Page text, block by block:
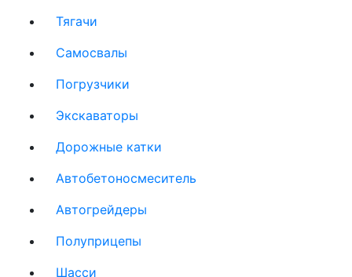
Тягачи
Cамосвалы
Погрузчики
Экскаваторы
Дорожные катки
Автобетоносмеситель
Автогрейдеры
Полуприцепы
Шасси